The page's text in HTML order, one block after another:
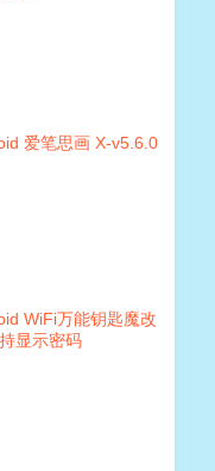
爱笔思画 X-v5.6.0
WiFi万能钥匙魔改
显示密码